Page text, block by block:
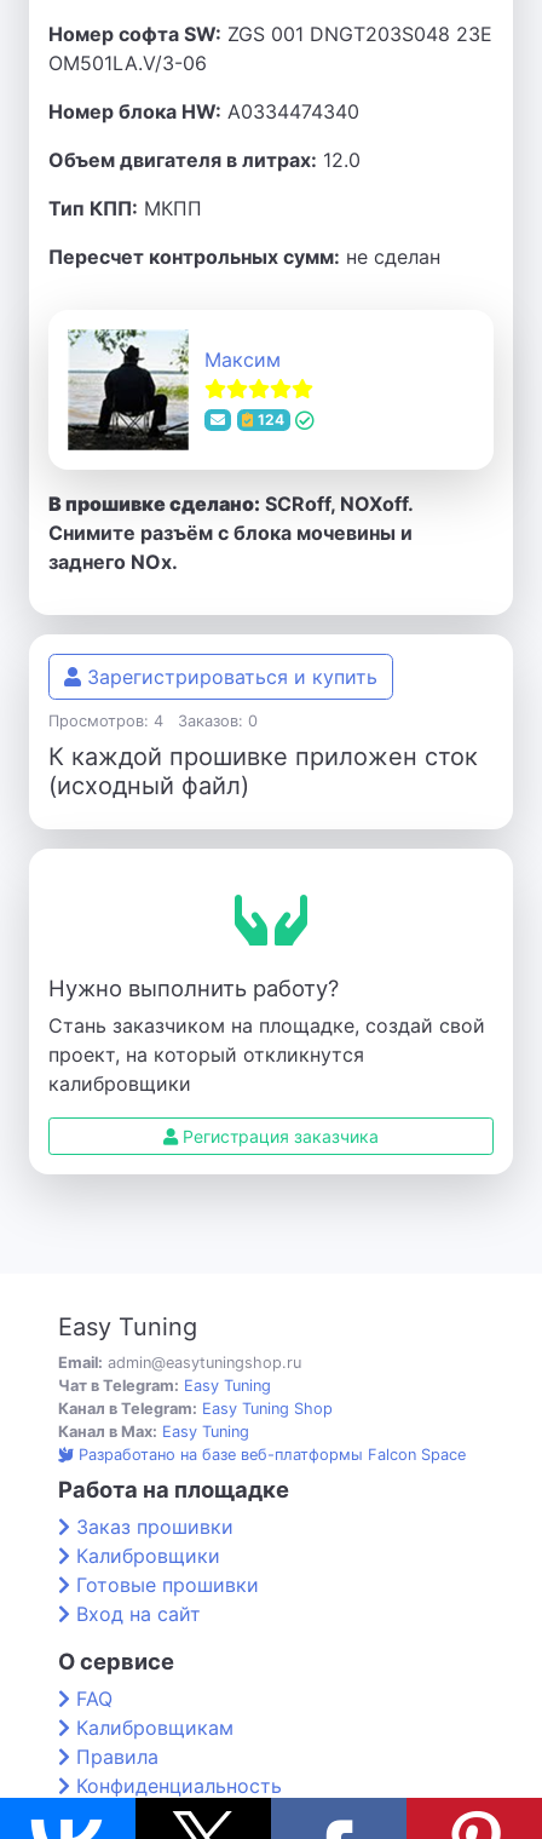
Номер софта SW: ZGS 001 DNGT203S048 23E
OM501LA.V/3-06
Номер блока HW: A0334474340
Объем двигателя в литрах: 12.0
Тип КПП: МКПП
Пересчет контрольных сумм: не сделан
Максим
124
В прошивке сделано: SCRoff, NOXoff.
Снимите разъём с блока мочевины и
заднего NOx.
Зарегистрироваться и купить
Просмотров: 4 Заказов: 0
К каждой прошивке приложен сток
(исходный файл)
Нужно выполнить работу?
Стань заказчиком на площадке, создай свой
проект, на который откликнутся
калибровщики
Регистрация заказчика
Easy Tuning
Email: admin@easytuningshop.ru
Чат в Telegram: Easy Tuning
Канал в Telegram: Easy Tuning Shop
Канал в Max: Easy Tuning
Разработано на базе веб-платформы Falcon Space
Работа на площадке
Заказ прошивки
Калибровщики
Готовые прошивки
Вход на сайт
О сервисе
FAQ
Калибровщикам
Правила
Конфиденциальность
Контакты